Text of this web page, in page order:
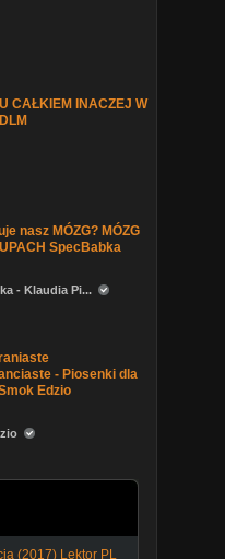
CAŁKIEM INACZEJ W
nasz MÓZG? MÓZG
SpecBabka
- Klaudia Pi...
- Piosenki dla
Edzio
(2017) Lektor PL